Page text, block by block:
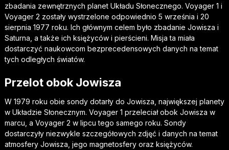
zbadania zewnętrznych planet Układu Słonecznego. Voyager 1 i
Voyager 2 zostały wystrzelone odpowiednio 5 września i 20
sierpnia 1977 roku. Ich głównym celem było zbadanie Jowisza i
Saturna, a także ich księżyców i pierścieni. Misja ta miała
dostarczyć naukowcom bezprecedensowych danych na temat
tych odległych światów.
Przelot obok Jowisza
W 1979 roku obie sondy dotarły do Jowisza, największej planety
w Układzie Słonecznym. Voyager 1 przeleciał obok Jowisza w
marcu, a Voyager 2 w lipcu tego samego roku. Sondy
dostarczyły niezwykle szczegółowych zdjęć i danych na temat
atmosfery Jowisza, jego magnetosfery oraz księżyców.